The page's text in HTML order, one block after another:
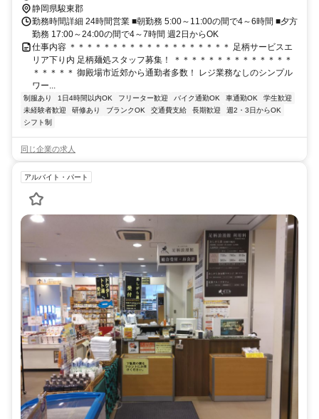
静岡県駿東郡
勤務時間詳細 24時間営業 ■朝勤務 5:00～11:00の間で4～6時間 ■夕方
勤務 17:00～24:00の間で4～7時間 週2日からOK
仕事内容 ＊＊＊＊＊＊＊＊＊＊＊＊＊＊＊＊＊＊＊ 足柄サービスエ
リア下り内 足柄麺処スタッフ募集！ ＊＊＊＊＊＊＊＊＊＊＊＊＊＊
＊＊＊＊＊ 御殿場市近郊から通勤者多数！ レジ業務なしのシンプル
ワー...
制服あり 1日4時間以内OK フリーター歓迎 バイク通勤OK 車通勤OK
学生歓迎
未経験者歓迎
研修あり ブランクOK 交通費支給 長期歓迎
週2・3日からOK
シフト制
同じ企業の求人
アルバイト・パート